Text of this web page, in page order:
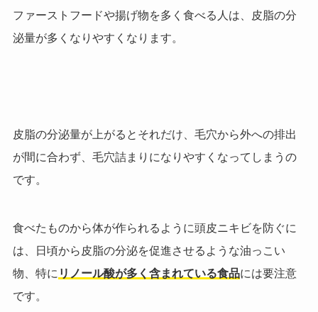
ファーストフードや揚げ物を多く食べる人は、皮脂の分
泌量が多くなりやすくなります。
皮脂の分泌量が上がるとそれだけ、毛穴から外への排出
が間に合わず、毛穴詰まりになりやすくなってしまうの
です。
食べたものから体が作られるように頭皮ニキビを防ぐに
は、日頃から皮脂の分泌を促進させるような油っこい
物、特に リノール酸が多く含まれている食品には要注意
です。